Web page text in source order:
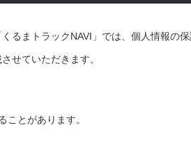
るまトラックNAVI」では、個人情報の
せていただきます。
とがあります。